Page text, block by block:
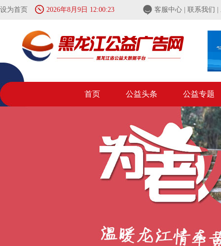
设为首页 2026年8月9日 12:00:23 客服中心 联系我们
首页 公益头条 公益专题